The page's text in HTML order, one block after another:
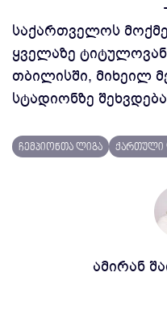
საქართველოს
ყველაზე ტიტულოვან
თბილისში, მიხეილ
სტადიონზე
ჩემპიონთა ლიგა ქართული
ამირან